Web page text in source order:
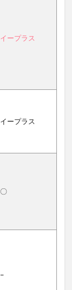
イープラス
イープラス
〇
–